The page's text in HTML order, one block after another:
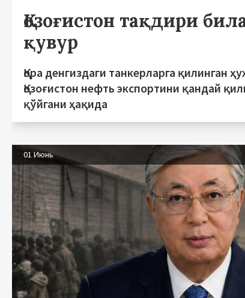
Қозоғистон тақдири
қувур
Қора денгиздаги танкерларга қилинган
Қозоғистон нефть экспортини қандай
қўйгани ҳақида
01 Июнь